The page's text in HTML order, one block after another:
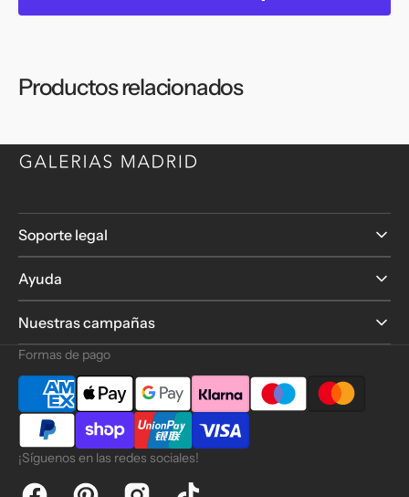
Productos relacionados
Soporte legal
Ayuda
Nuestras campañas
Formas de pago
¡Síguenos en las redes sociales!